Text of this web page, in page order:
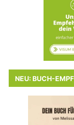
NEU: BUCH-